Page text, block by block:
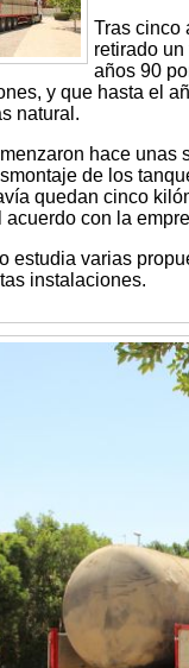
Tras cinco
retirado
años 90
y que hasta el
natural.
hace
de los
quedan cinco
acuerdo con la
estudia varias
instalaciones.